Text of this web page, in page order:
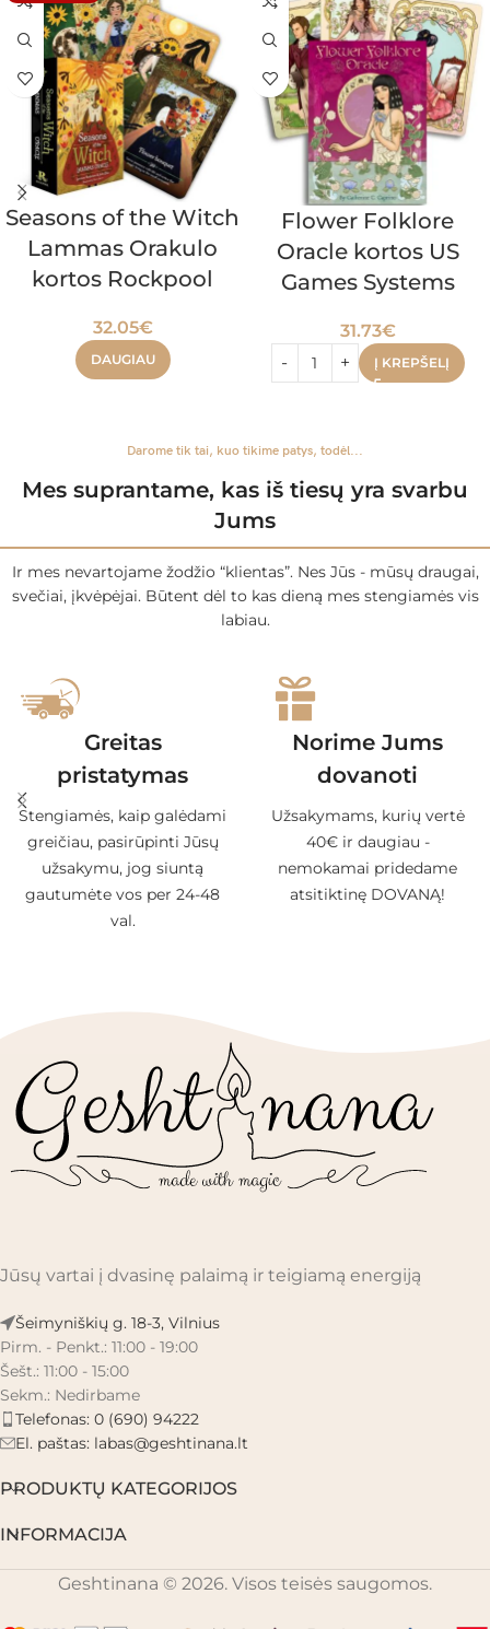
Seasons of the Witch
Lammas Orakulo
kortos Rockpool
32.05€
DAUGIAU
Flower Folklore
Oracle kortos US
Games Systems
31.73€
Į KREPŠELĮ
Darome tik tai, kuo tikime patys, todėl...
Mes suprantame, kas iš tiesų yra svarbu
Jums
Ir mes nevartojame žodžio “klientas”. Nes Jūs - mūsų draugai,
svečiai, įkvėpėjai. Būtent dėl to kas dieną mes stengiamės vis
labiau.
Greitas
pristatymas
Stengiamės, kaip galėdami
greičiau, pasirūpinti Jūsų
užsakymu, jog siuntą
gautumėte vos per 24-48
val.
Norime Jums
dovanoti
Užsakymams, kurių vertė
40€ ir daugiau -
nemokamai pridedame
atsitiktinę DOVANĄ!
Jūsų vartai į dvasinę palaimą ir teigiamą energiją
Šeimyniškių g. 18-3, Vilnius
Pirm. - Penkt.: 11:00 - 19:00
Šešt.: 11:00 - 15:00
Sekm.: Nedirbame
Telefonas: 0 (690) 94222
El. paštas: labas@geshtinana.lt
PRODUKTŲ KATEGORIJOS
INFORMACIJA
Geshtinana © 2026. Visos teisės saugomos.